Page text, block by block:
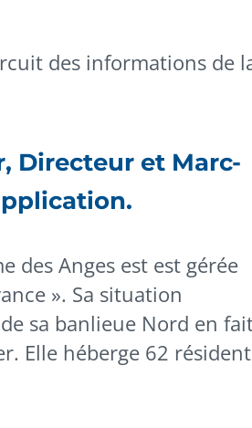
des informations de
Directeur et Marc-
des Anges est est gérée
». Sa situation
sa banlieue Nord en
Elle héberge 62